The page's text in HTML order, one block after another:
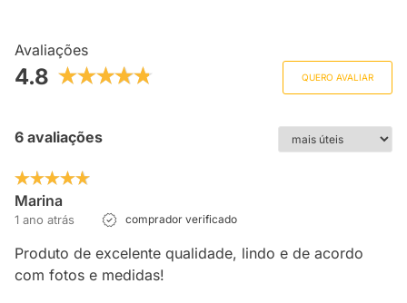
Avaliações
4.8 QUERO AVALIAR
6 avaliações
Marina
1 ano atrás comprador verificado
Produto de excelente qualidade, lindo e de acordo
com fotos e medidas!